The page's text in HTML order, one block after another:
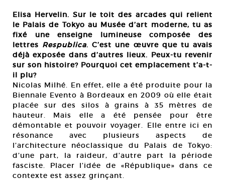
Elisa Hervelin. Sur le toit des arcades qui relient
le Palais de Tokyo au Musée d’art moderne, tu as
fixé une enseigne lumineuse composée des
lettres Respublica. C’est une œuvre que tu avais
déjà exposée dans d’autres lieux. Peux-tu revenir
sur son histoire? Pourquoi cet emplacement t’a-t-
il plu?
Nicolas Milhé. En effet, elle a été produite pour la
Biennale Evento à Bordeaux en 2009 où elle était
placée sur des silos à grains à 35 mètres de
hauteur. Mais elle a été pensée pour être
démontable et pouvoir voyager. Elle entre ici en
résonance avec plusieurs aspects de
l’architecture néoclassique du Palais de Tokyo:
d’une part, la raideur, d’autre part la période
fasciste. Placer l’idée de «République» dans ce
contexte est assez grinçant.